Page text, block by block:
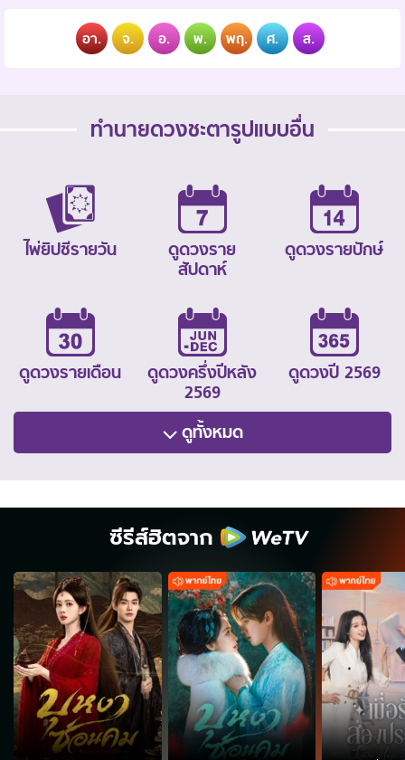
อา. จ. อ. พ. พฤ. ศ. ส.
ทำนายดวงชะตารูปแบบอื่น
ไพ่ยิปซีรายวัน
ดูดวงราย
สัปดาห์
ดูดวงรายปักษ์
ดูดวงรายเดือน
ดูดวงครึ่งปีหลัง
2569
ดูดวงปี 2569
ดูทั้งหมด
ซีรีส์ฮิตจาก